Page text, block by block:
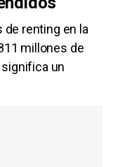
de renting en la
millones de
un